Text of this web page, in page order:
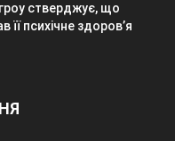
стверджує, що
її психічне здоров’я